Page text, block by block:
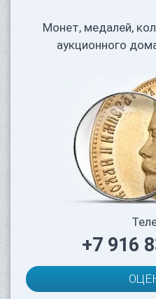
Монет, медалей,
аукционного
+7 916